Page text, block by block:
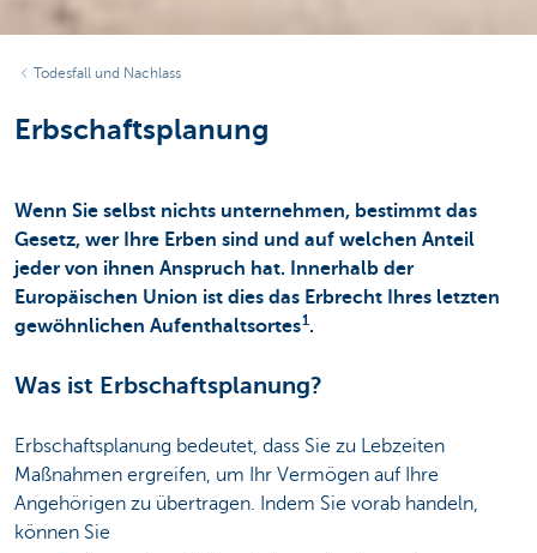
Todesfall und Nachlass
Erbschaftsplanung
Wenn Sie selbst nichts unternehmen, bestimmt das
Gesetz, wer Ihre Erben sind und auf welchen Anteil
jeder von ihnen Anspruch hat. Innerhalb der
Europäischen Union ist dies das Erbrecht Ihres letzten
gewöhnlichen Aufenthaltsortes1.
Was ist Erbschaftsplanung?
Erbschaftsplanung bedeutet, dass Sie zu Lebzeiten
Maßnahmen ergreifen, um Ihr Vermögen auf Ihre
Angehörigen zu übertragen. Indem Sie vorab handeln,
können Sie